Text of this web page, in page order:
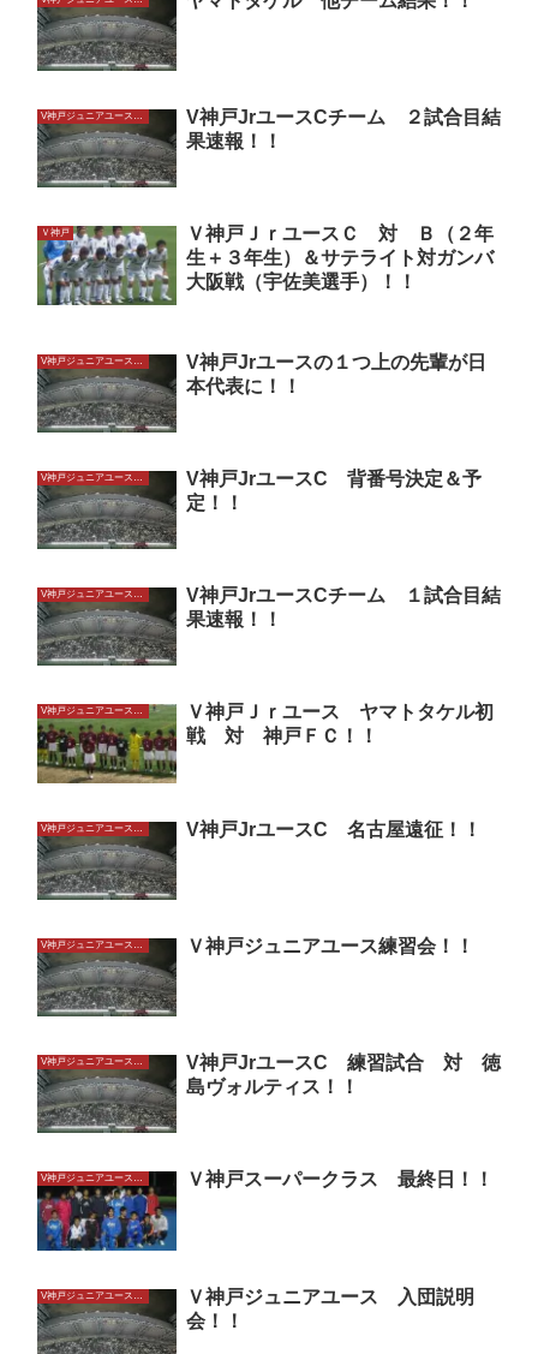
V神戸ジュニアユースU13
V神戸JrユースCチーム ２試合目結
果速報！！
Ｖ神戸
Ｖ神戸ＪｒユースＣ 対 Ｂ（２年
生＋３年生）＆サテライト対ガンバ
大阪戦（宇佐美選手）！！
V神戸Jrユースの１つ上の先輩が日
本代表に！！
V神戸ジュニアユースU13
V神戸JrユースC 背番号決定＆予
定！！
V神戸ジュニアユースU13
V神戸JrユースCチーム １試合目結
果速報！！
V神戸ジュニアユースU13
Ｖ神戸Ｊｒユース ヤマトタケル初
戦 対 神戸ＦＣ！！
V神戸JrユースC 名古屋遠征！！
V神戸ジュニアユースU13 Ｖ神戸ジュニアユース練習会！！
V神戸ジュニアユースU13
V神戸JrユースC 練習試合 対 徳
島ヴォルティス！！
V神戸ジュニアユースU13 Ｖ神戸スーパークラス 最終日！！
Ｖ神戸ジュニアユース 入団説明
会！！